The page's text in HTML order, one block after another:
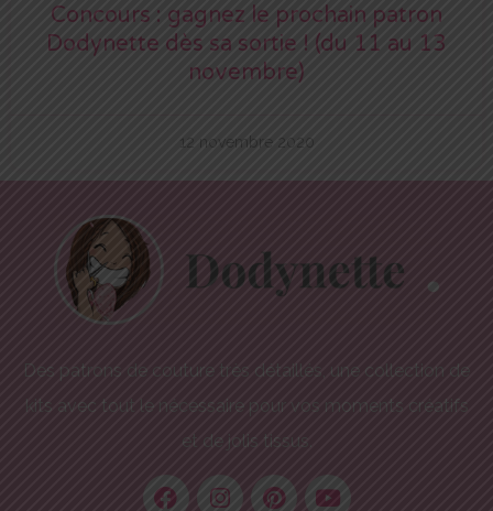
Concours : gagnez le prochain patron
Dodynette dès sa sortie ! (du 11 au 13
novembre)
12 novembre 2020
Des patrons de couture très détaillés, une collection de
kits avec tout le nécessaire pour vos moments créatifs
et de jolis tissus.